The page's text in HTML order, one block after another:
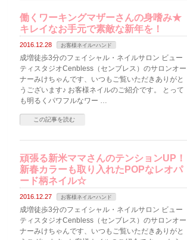
働くワーキングマザーさんの身嗜み★
キレイなお手元で素敵な新年を！
2016.12.28 お客様ネイルｰハンド
成増徒歩3分のフェイシャル・ネイルサロン ビュー
ティスタジオCenbless（センブレス）のサロンオー
ナーみけちゃんです、いつもご覧いただきありがと
うございます♪ お客様ネイルのご紹介です。 とって
も明るくパワフルなワー …
この記事を読む
頑張る新米ママさんのテンションUP！
新春カラーも取り入れたPOPなレオパ
ード柄ネイル☆
2016.12.27 お客様ネイルｰハンド
成増徒歩3分のフェイシャル・ネイルサロン ビュー
ティスタジオCenbless（センブレス）のサロンオー
ナーみけちゃんです、いつもご覧いただきありがと